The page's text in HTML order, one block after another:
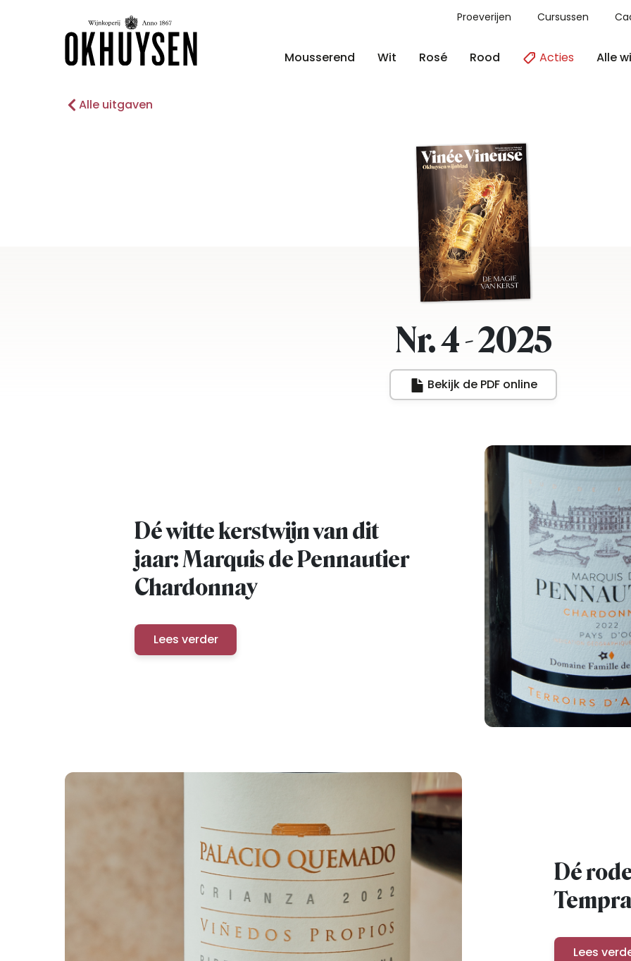
Proeverijen Cursussen
Mousserend Wit Rosé Rood Acties Alle
Alle uitgaven
Nr. 4 - 2025
Bekijk de PDF online
Dé witte kerstwijn van dit
jaar: Marquis de Pennautier
Chardonnay
Lees verder
Dé
Lees